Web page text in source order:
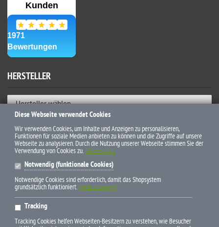
HERSTELLER
Hersteller wählen
ZAHLUNGSWEISEN
* Alle Preise inkl. gesetzl. Mehrwertsteuer zzgl. Versandkosten und
ggf. Nachnahmegebühren, wenn nicht anders beschrieben
Diese Webseite verwendet Cookies
Wir verwenden Cookies, um Inhalte und Anzeigen zu personalisieren,
Funktionen für soziale Medien anbieten zu können und die Zugriffe auf unsere
Webseite zu analysieren. Durch die Nutzung unserer Webseite stimmen Sie der
Verwendung von Cookies zu. Datenschutz
Notwendig (funktionale Cookies)
Notwendige Cookies sind erforderlich, damit das Shopsystem
grundsätzlich funktioniert.(mehr anzeigen)
Tracking
Tracking Cookies helfen Webseiten-Besitzern zu verstehen, wie Besucher